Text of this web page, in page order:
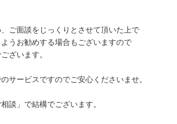
ご面談をじっくりとさせて頂いた上で
ようお勧めする場合もございますので
ざいます。
サービスですのでご安心くださいませ。
談」で結構でございます。